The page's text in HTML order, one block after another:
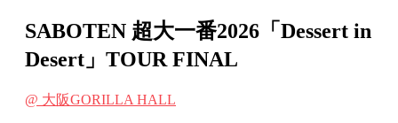
SABOTEN 超大一番2026「Dessert in
Desert」TOUR FINAL
@ 大阪GORILLA HALL